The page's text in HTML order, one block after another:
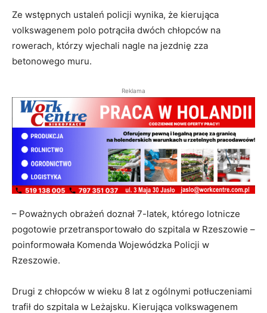
Ze wstępnych ustaleń policji wynika, że kierująca
volkswagenem polo potrąciła dwóch chłopców na
rowerach, którzy wjechali nagle na jezdnię zza
betonowego muru.
Reklama
– Poważnych obrażeń doznał 7-latek, którego lotnicze
pogotowie przetransportowało do szpitala w Rzeszowie –
poinformowała Komenda Wojewódzka Policji w
Rzeszowie.
Drugi z chłopców w wieku 8 lat z ogólnymi potłuczeniami
trafił do szpitala w Leżajsku. Kierująca volkswagenem